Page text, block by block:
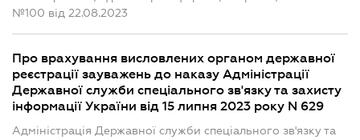
№100 від 22.08.2023
Про врахування висловлених органом державної
реєстрації зауважень до наказу Адміністрації
Державної служби спеціального зв'язку та захисту
інформації України від 15 липня 2023 року N 629
Адміністрація Державної служби спеціального зв'язку та